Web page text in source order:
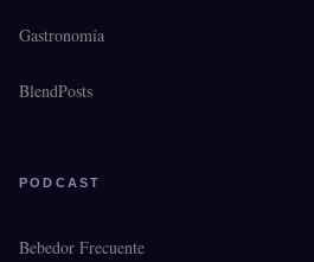
Gastronomía
BlendPosts
PODCAST
Bebedor Frecuente